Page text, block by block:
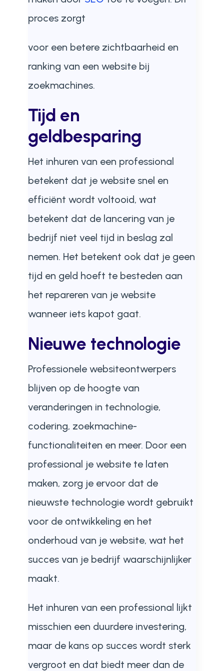
proces zorgt
voor een betere zichtbaarheid en
ranking van een website bij
zoekmachines.
Tijd en
geldbesparing
Het inhuren van een professional
betekent dat je website snel en
efficiënt wordt voltooid, wat
betekent dat de lancering van je
bedrijf niet veel tijd in beslag zal
nemen. Het betekent ook dat je geen
tijd en geld hoeft te besteden aan
het repareren van je website
wanneer iets kapot gaat.
Nieuwe technologie
Professionele websiteontwerpers
blijven op de hoogte van
veranderingen in technologie,
codering, zoekmachine-
functionaliteiten en meer. Door een
professional je website te laten
maken, zorg je ervoor dat de
nieuwste technologie wordt gebruikt
voor de ontwikkeling en het
onderhoud van je website, wat het
succes van je bedrijf waarschijnlijker
maakt.
Het inhuren van een professional lijkt
misschien een duurdere investering,
maar de kans op succes wordt sterk
vergroot en dat biedt meer dan de